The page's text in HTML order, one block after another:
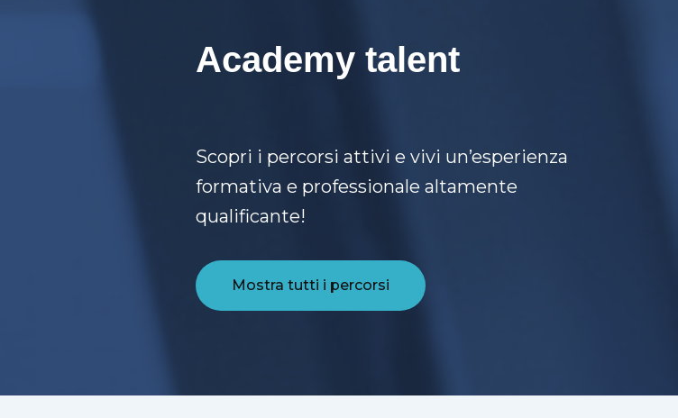
Academy talent
Scopri i percorsi attivi e vivi un’esperienza
formativa e professionale altamente
qualificante!
Mostra tutti i percorsi